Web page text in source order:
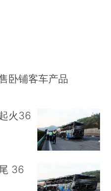
卧铺客车产品
火36
36